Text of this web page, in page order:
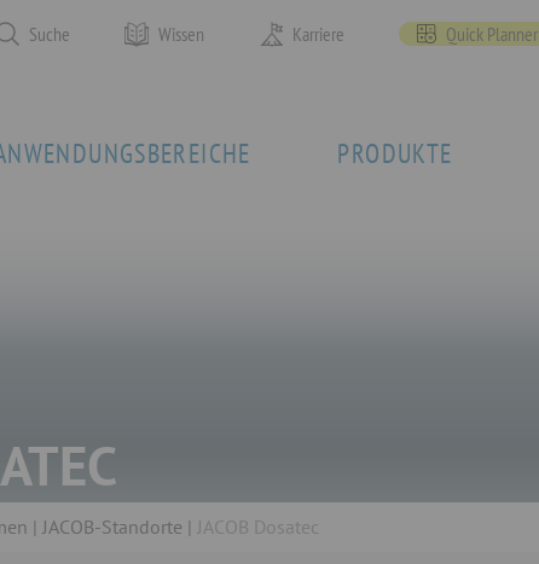
Suche Wissen Karriere Quick Planner
PRODUKTE
JACOB-Standorte JACOB Dosatec